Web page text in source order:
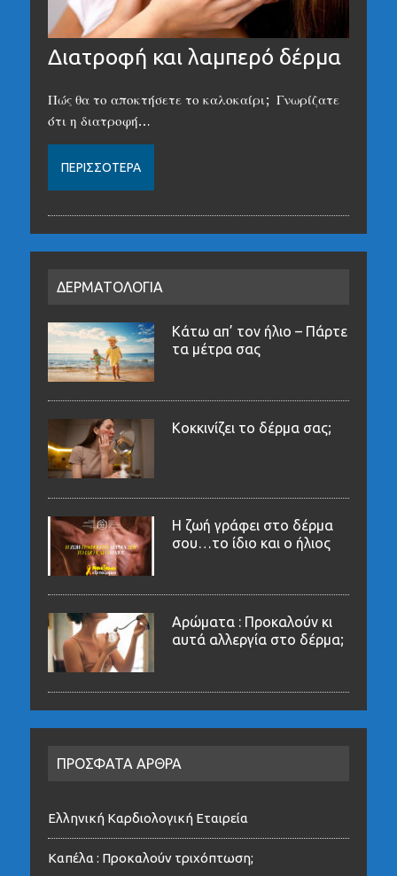
Διατροφή και λαμπερό δέρμα
Πώς θα το αποκτήσετε το καλοκαίρι; Γνωρίζατε
ότι η διατροφή…
ΠΕΡΙΣΣΌΤΕΡΑ
ΔΕΡΜΑΤΟΛΟΓΙΑ
Κάτω απ’ τον ήλιο – Πάρτε
τα μέτρα σας
Κοκκινίζει το δέρμα σας;
Η ζωή γράφει στο δέρμα
σου…το ίδιο και ο ήλιος
Αρώματα : Προκαλούν κι
αυτά αλλεργία στο δέρμα;
ΠΡΟΣΦΑΤΑ ΑΡΘΡΑ
Ελληνική Καρδιολογική Εταιρεία
Καπέλα : Προκαλούν τριχόπτωση;